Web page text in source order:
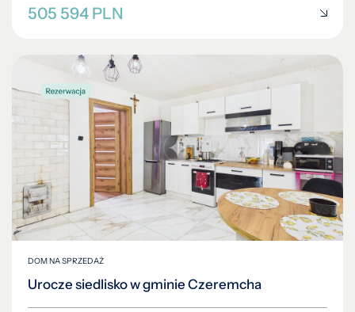
505 594 PLN
DOM NA SPRZEDAŻ
Urocze siedlisko w gminie Czeremcha